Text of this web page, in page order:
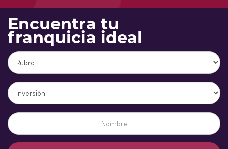
Encuentra tu
franquicia ideal